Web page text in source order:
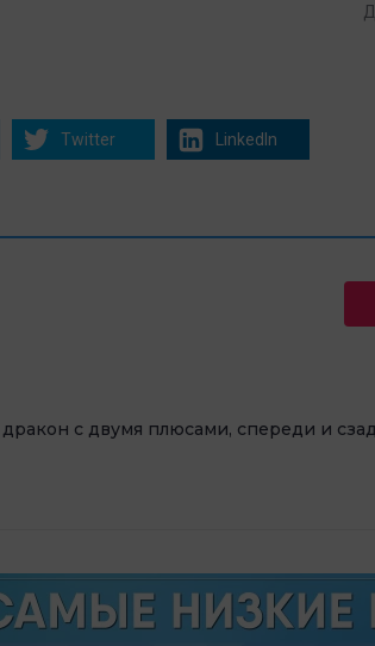
Twitter LinkedIn
с двумя плюсами, спереди и